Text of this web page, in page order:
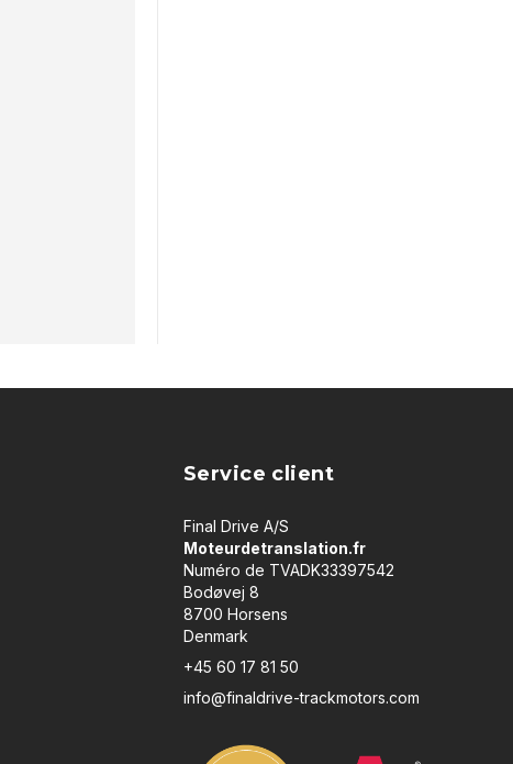
Service client
Final Drive A/S
Moteurdetranslation.fr
Numéro de TVADK33397542
Bodøvej 8
8700 Horsens
Denmark
+45 60 17 81 50
info@finaldrive-trackmotors.com